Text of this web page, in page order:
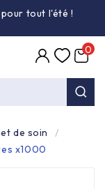
pour tout l'été!
0
de soin
x1000